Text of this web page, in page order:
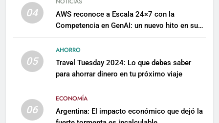
04
AWS reconoce a Escala 24×7 con la
Competencia en GenAI: un nuevo hito en su
05
AHORRO
Travel Tuesday 2024: Lo que debes saber
para ahorrar dinero en tu próximo viaje
06
ECONOMÍA
Argentina: El impacto económico que dejó la